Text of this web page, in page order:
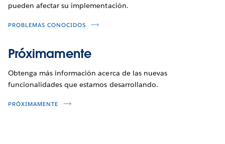
pueden afectar su implementación.
PROBLEMAS CONOCIDOS
Próximamente
Obtenga más información acerca de las nuevas
funcionalidades que estamos desarrollando.
PRÓXIMAMENTE